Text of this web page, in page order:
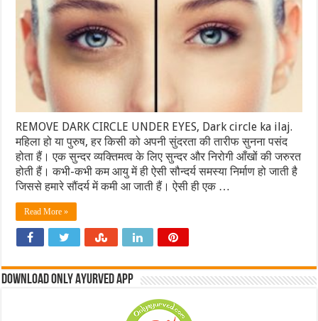
REMOVE DARK CIRCLE UNDER EYES, Dark circle ka ilaj.
महिला हो या पुरुष, हर किसी को अपनी सुंदरता की तारीफ सुनना पसंद
होता हैं। एक सुन्दर व्यक्तिमत्व के लिए सुन्दर और निरोगी आँखों की जरुरत
होती हैं। कभी-कभी कम आयु में ही ऐसी सौन्दर्य समस्या निर्माण हो जाती है
जिससे हमारे सौंदर्य में कमी आ जाती हैं। ऐसी ही एक …
Read More »
Download Only Ayurved App